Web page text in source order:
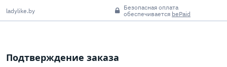
ladylike.by
Безопасная оплата
обеспечивается bePaid
Подтверждение заказа